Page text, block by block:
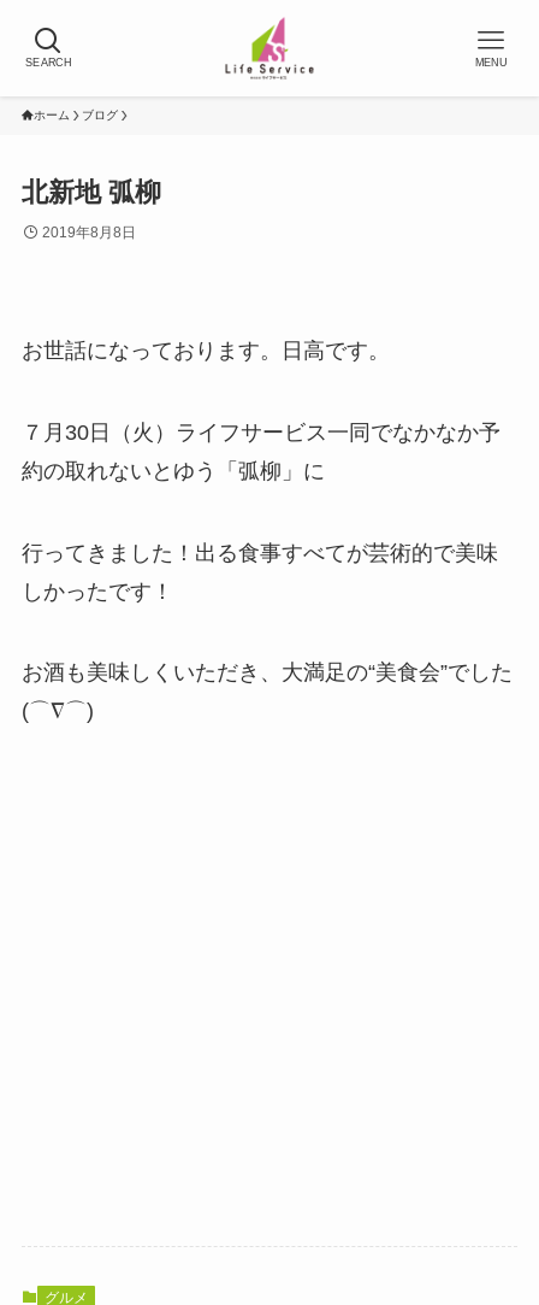
SEARCH MENU
ホーム ブログ
北新地 弧柳
2019年8月8日
お世話になっております。日高です。
７月30日（火）ライフサービス一同でなかなか予
約の取れないとゆう「弧柳」に
行ってきました！出る食事すべてが芸術的で美味
しかったです！
お酒も美味しくいただき、大満足の“美食会”でした
(⌒∇⌒)
グルメ